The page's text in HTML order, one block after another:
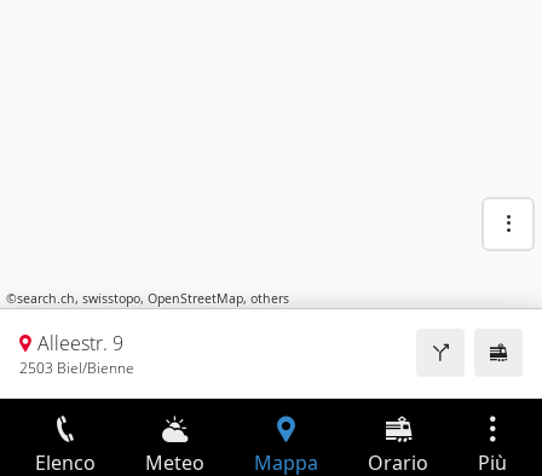
©search.ch, swisstopo, OpenStreetMap, others
Alleestr. 9
2503 Biel/Bienne
Elenco Meteo Mappa Orario Più